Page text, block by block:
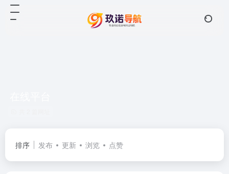
排序 发布 更新 浏览 点赞